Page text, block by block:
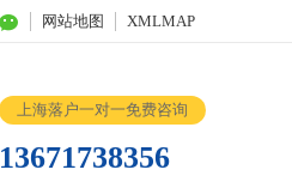
网站地图 XMLMAP
上海落户一对一免费咨询
13671738356